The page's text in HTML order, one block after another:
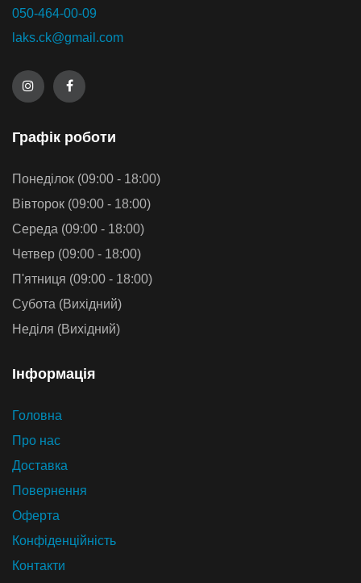
050-464-00-09
laks.ck@gmail.com
Графiк роботи
Понеділок (09:00 - 18:00)
Вівторок (09:00 - 18:00)
Середа (09:00 - 18:00)
Четвер (09:00 - 18:00)
П'ятниця (09:00 - 18:00)
Субота (Вихідний)
Неділя (Вихідний)
Iнформацiя
Головна
Про нас
Доставка
Повернення
Оферта
Конфіденційність
Контакти